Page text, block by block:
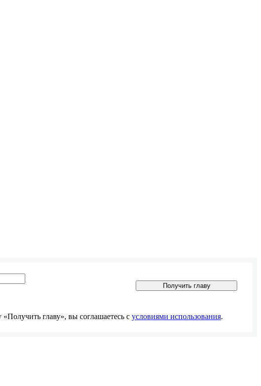
Получить главу
главу», вы соглашаетесь с условиями использования.